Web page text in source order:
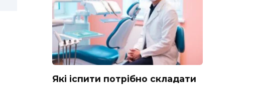
Які іспити потрібно складати